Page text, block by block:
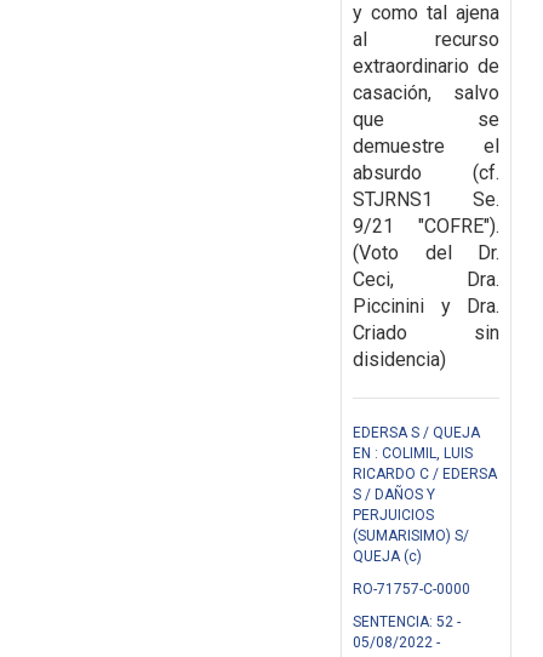
y como tal ajena
al recurso
extraordinario de
casación, salvo
que se
demuestre el
absurdo (cf.
STJRNS1 Se.
9/21 "COFRE").
(Voto del Dr.
Ceci, Dra.
Piccinini y Dra.
Criado sin
disidencia)
EDERSA S / QUEJA
EN : COLIMIL, LUIS
RICARDO C / EDERSA
S / DAÑOS Y
PERJUICIOS
(SUMARISIMO) S/
QUEJA (c)
RO-71757-C-0000
SENTENCIA: 52 -
05/08/2022 -